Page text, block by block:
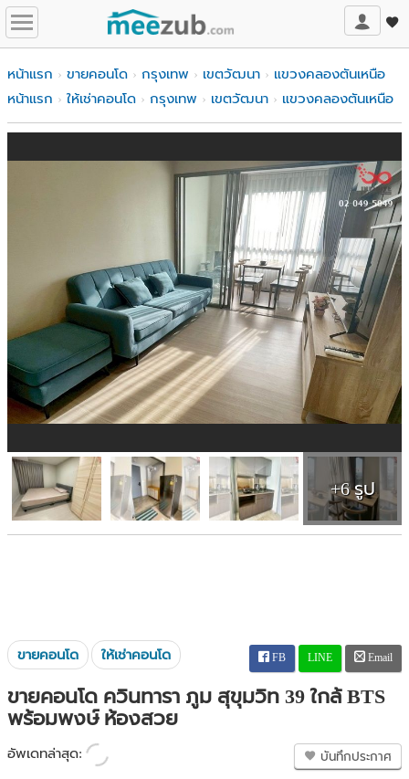
หน้าแรก ขายคอนโด กรุงเทพ เขตวัฒนา
แขวงคลองตันเหนือ
หน้าแรก
ให้เช่าคอนโด กรุงเทพ เขตวัฒนา แขวงคลองตันเหนือ
+6 รูป
ขายคอนโด ให้เช่าคอนโด FB LINE Email
ขายคอนโด ควินทารา ภูม สุขุมวิท 39 ใกล้ BTS
พร้อมพงษ์ ห้องสวย
อัพเดทล่าสุด: บันทึกประกาศ